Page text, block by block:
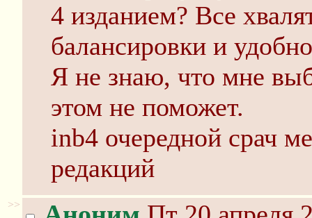
4 изданием? Все
балансировки и
Я не знаю, что мне
этом не поможет.
inb4 очередной срач
редакций
>>